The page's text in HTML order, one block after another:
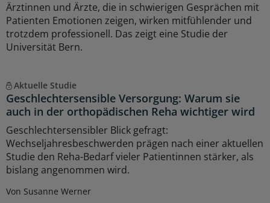
Ärztinnen und Ärzte, die in schwierigen Gesprächen mit
Patienten Emotionen zeigen, wirken mitfühlender und
trotzdem professionell. Das zeigt eine Studie der
Universität Bern.
Aktuelle Studie
Geschlechtersensible Versorgung: Warum sie
auch in der orthopädischen Reha wichtiger wird
Geschlechtersensibler Blick gefragt:
Wechseljahresbeschwerden prägen nach einer aktuellen
Studie den Reha-Bedarf vieler Patientinnen stärker, als
bislang angenommen wird.
Von Susanne Werner